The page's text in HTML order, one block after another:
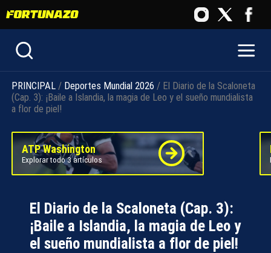
PRINCIPAL / Deportes Mundial 2026 / El Diario de la Scaloneta
(Cap. 3): ¡Baile a Islandia, la magia de Leo y el sueño mundialista
a flor de piel!
ATP Washington
Explorar todo 3 artículos
El Diario de la Scaloneta (Cap. 3):
¡Baile a Islandia, la magia de Leo y
el sueño mundialista a flor de piel!